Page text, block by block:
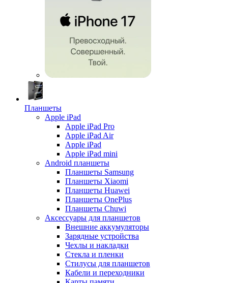
Планшеты
Apple iPad
Apple iPad Pro
Apple iPad Air
Apple iPad
Apple iPad mini
Android планшеты
Планшеты Samsung
Планшеты Xiaomi
Планшеты Huawei
Планшеты OnePlus
Планшеты Chuwi
Аксессуары для планшетов
Внешние аккумуляторы
Зарядные устройства
Чехлы и накладки
Стекла и пленки
Стилусы для планшетов
Кабели и переходники